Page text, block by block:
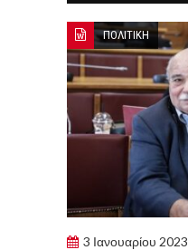
ΠΟΛΙΤΙΚΗ
3 Ιανουαρίου 2023